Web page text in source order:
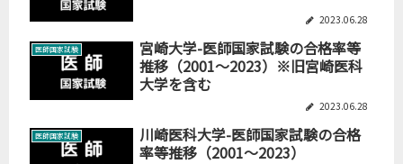
2023.06.28
医師国家試験
宮崎大学-医師国家試験の合格率等
推移（2001～2023）※旧宮崎医科
大学を含む
2023.06.28
医師国家試験
川崎医科大学-医師国家試験の合格
率等推移（2001～2023）